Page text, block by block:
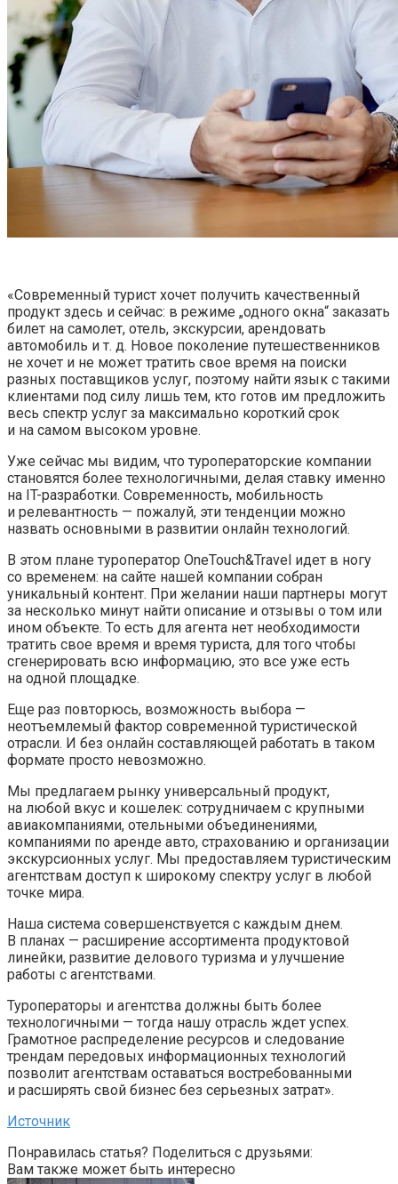
«Современный турист хочет получить качественный
продукт здесь и сейчас: в режиме „одного окна“ заказать
билет на самолет, отель, экскурсии, арендовать
автомобиль и т. д. Новое поколение путешественников
не хочет и не может тратить свое время на поиски
разных поставщиков услуг, поэтому найти язык с такими
клиентами под силу лишь тем, кто готов им предложить
весь спектр услуг за максимально короткий срок
и на самом высоком уровне.
Уже сейчас мы видим, что туроператорские компании
становятся более технологичными, делая ставку именно
на IT-разработки. Современность, мобильность
и релевантность — пожалуй, эти тенденции можно
назвать основными в развитии онлайн технологий.
В этом плане туроператор OneTouch&Travel идет в ногу
со временем: на сайте нашей компании собран
уникальный контент. При желании наши партнеры могут
за несколько минут найти описание и отзывы о том или
ином объекте. То есть для агента нет необходимости
тратить свое время и время туриста, для того чтобы
сгенерировать всю информацию, это все уже есть
на одной площадке.
Еще раз повторюсь, возможность выбора —
неотъемлемый фактор современной туристической
отрасли. И без онлайн составляющей работать в таком
формате просто невозможно.
Мы предлагаем рынку универсальный продукт,
на любой вкус и кошелек: сотрудничаем с крупными
авиакомпаниями, отельными объединениями,
компаниями по аренде авто, страхованию и организации
экскурсионных услуг. Мы предоставляем туристическим
агентствам доступ к широкому спектру услуг в любой
точке мира.
Наша система совершенствуется с каждым днем.
В планах — расширение ассортимента продуктовой
линейки, развитие делового туризма и улучшение
работы с агентствами.
Туроператоры и агентства должны быть более
технологичными — тогда нашу отрасль ждет успех.
Грамотное распределение ресурсов и следование
трендам передовых информационных технологий
позволит агентствам оставаться востребованными
и расширять свой бизнес без серьезных затрат».
Источник
Понравилась статья? Поделиться с друзьями:
Вам также может быть интересно